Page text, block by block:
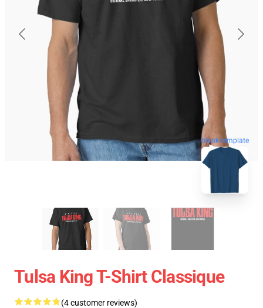
blank template
Tulsa King T-Shirt Classique
(4 customer reviews)